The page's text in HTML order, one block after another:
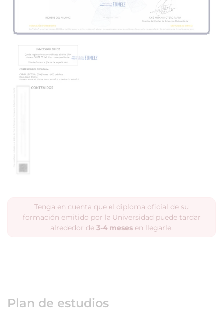
Tenga en cuenta que el diploma oficial de su
formación emitido por la Universidad puede tardar
alrededor de 3-4 meses en llegarle.
Plan de estudios